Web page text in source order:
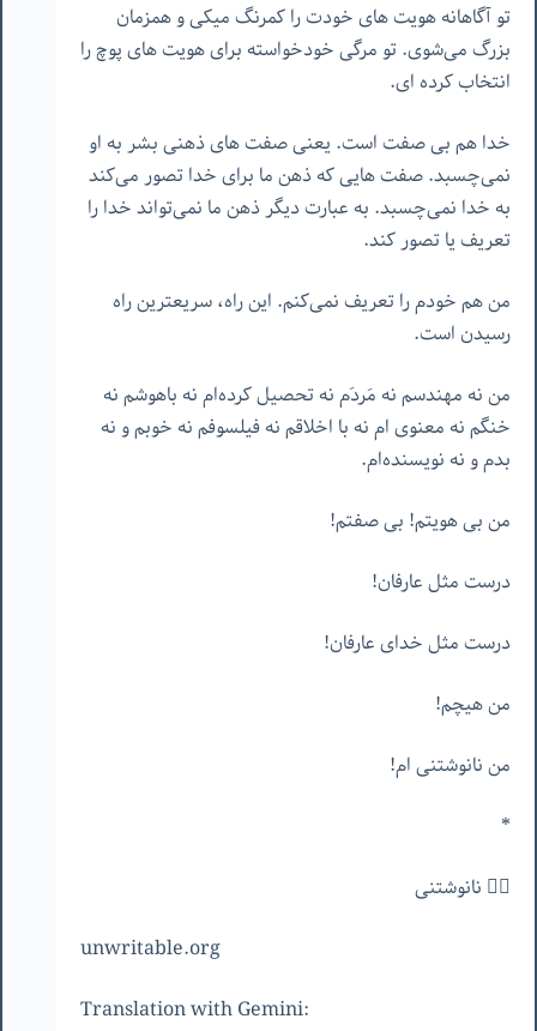
تو آگاهانه هویت های خودت را کمرنگ میکی و همزمان
بزرگ می‌شوی. تو مرگی خودخواسته برای هویت های پوچ را
انتخاب کرده ای.
خدا هم بی صفت است. یعنی صفت های ذهنی بشر به او
نمی‌چسبد. صفت هایی که ذهن ما برای خدا تصور می‌کند
به خدا نمی‌چسبد. به عبارت دیگر ذهن ما نمی‌تواند خدا را
تعریف یا تصور کند.
من هم خودم را تعریف نمی‌کنم. این راه، سریعترین راه
رسیدن است.
من نه مهندسم نه مَردَم نه تحصیل کرده‌ام نه باهوشم نه
خنگم نه معنوی ام نه با اخلاقم نه فیلسوفم نه خوبم و نه
بدم و نه نویسنده‌ام.
من بی هویتم! بی صفتم!
درست مثل عارفان!
درست مثل خدای عارفان!
من هیچم!
من نانوشتنی ام!
*
✍🏻 نانوشتنی
unwritable.org
:Translation with Gemini